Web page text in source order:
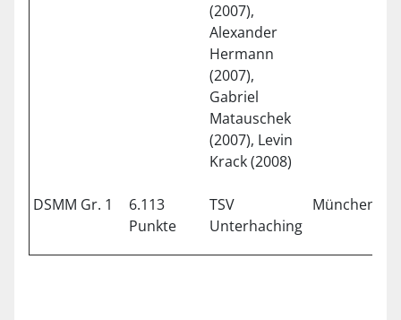
(2007),
Alexander
Hermann
(2007),
Gabriel
Matauschek
(2007), Levin
Krack (2008)
DSMM Gr. 1
6.113
Punkte
TSV
Unterhaching
München